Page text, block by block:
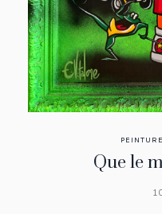
PEINTURE
Que le